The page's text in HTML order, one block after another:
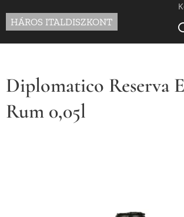
HÁROS ITALDISZKONT
Diplomatico Reserva
Rum 0,05l